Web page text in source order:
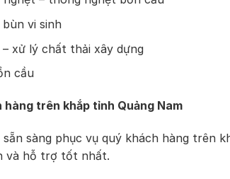
vi sinh
xử lý chất thải xây dựng
cầu
hàng trên khắp tỉnh Quảng Nam
sàng phục vụ quý khách hàng trên
và hỗ trợ tốt nhất.